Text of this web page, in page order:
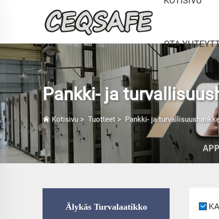
OTA
Pankki- ja
Kotisivu > Tuotteet > Pankki- ja
Älykäs Turvalaatikko